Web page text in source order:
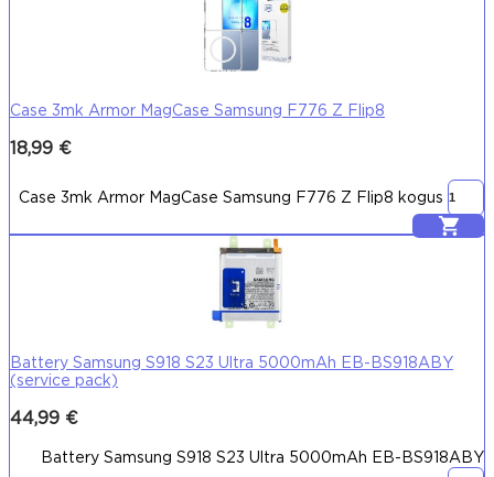
Case 3mk Armor MagCase Samsung F776 Z Flip8
18,99 €
Case 3mk Armor MagCase Samsung F776 Z Flip8 kogus
Lisa korvi
Battery Samsung S918 S23 Ultra 5000mAh EB-BS918ABY
(service pack)
44,99 €
Battery Samsung S918 S23 Ultra 5000mAh EB-BS918ABY